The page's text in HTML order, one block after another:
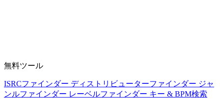
無料ツール
ISRCファインダー ディストリビューターファインダー ジャ
ンルファインダー レーベルファインダー キー & BPM検索